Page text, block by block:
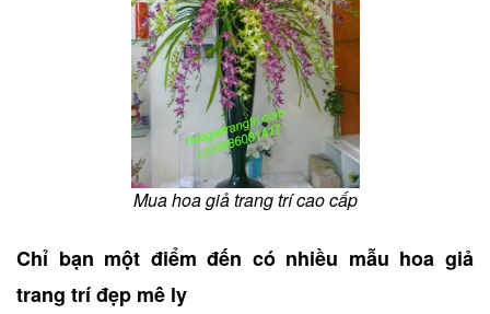
Mua hoa giả trang trí cao cấp
Chỉ bạn một điểm đến có nhiều mẫu hoa giả
trang trí đẹp mê ly